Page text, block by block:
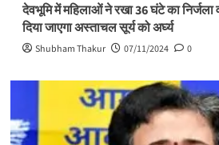
देवभूमि में महिलाओं ने रखा 36 घंटे का निर्जला
दिया जाएगा अस्ताचल सूर्य को अर्घ्य
Shubham Thakur 07/11/2024 0